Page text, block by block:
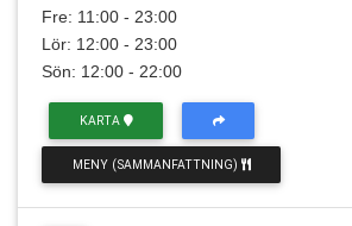
Fre: 11:00 - 23:00
Lör: 12:00 - 23:00
Sön: 12:00 - 22:00
KARTA
MENY (SAMMANFATTNING)